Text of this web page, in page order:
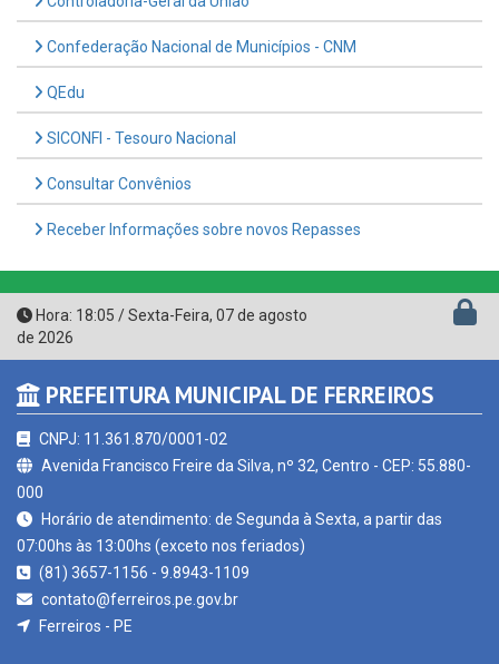
Confederação Nacional de Municípios - CNM
QEdu
SICONFI - Tesouro Nacional
Consultar Convênios
Receber Informações sobre novos Repasses
Hora:18:05/Sexta-Feira,07 de agosto
de 2026
PREFEITURA MUNICIPAL DE FERREIROS
CNPJ: 11.361.870/0001-02
000
Horário de atendimento: de Segunda à Sexta, a partir das
contato@ferreiros.pe.gov.br
Ferreiros - PE
CURTA NOSSA FAN PAGE